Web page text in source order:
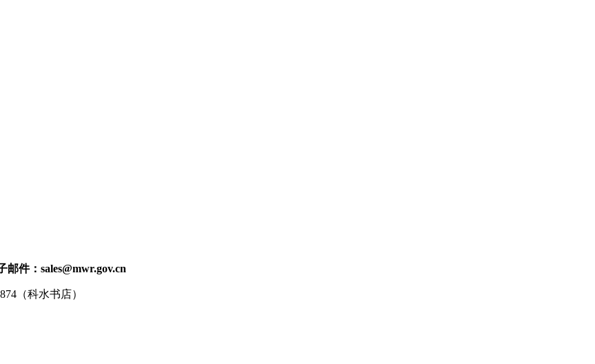
邮件：sales@mwr.gov.cn
（科水书店）